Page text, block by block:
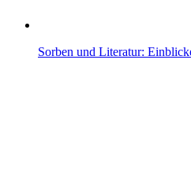
Sorben und Literatur: